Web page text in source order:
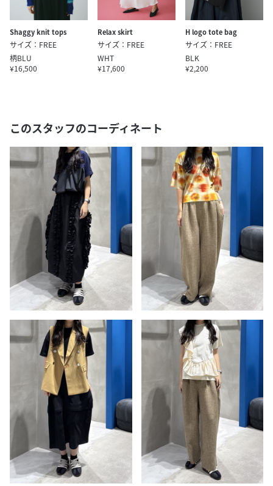
Shaggy knit tops
サイズ：FREE
柄BLU
¥16,500
Relax skirt
サイズ：FREE
WHT
¥17,600
H logo tote bag
サイズ：FREE
BLK
¥2,200
このスタッフのコーディネート